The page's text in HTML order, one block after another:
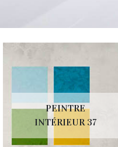
PEINTRE
INTÉRIEUR 37